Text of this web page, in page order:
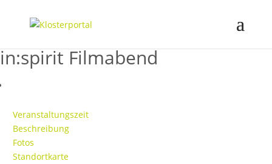
in:spirit Filmabend
Veranstaltungszeit
Beschreibung
Fotos
Standortkarte